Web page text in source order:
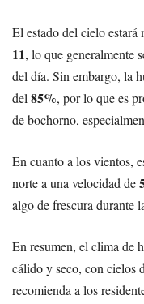
El estado del cielo estará
11, lo que generalmente
del día. Sin embargo, la
del85%, por lo que es
de bochorno,
En cuanto a los vientos,
norte a una velocidad de
algo de frescura durante
En resumen, el clima de
cálido y seco, con cielos
recomienda a los